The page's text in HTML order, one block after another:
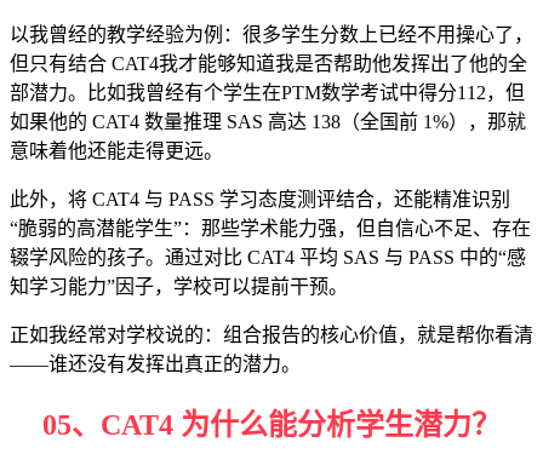
以我曾经的教学经验为例：很多学生分数上已经不用操心了，
但只有结合 CAT4我才能够知道我是否帮助他发挥出了他的全
部潜力。比如我曾经有个学生在PTM数学考试中得分112，但
如果他的 CAT4 数量推理 SAS 高达 138（全国前 1%），那就
意味着他还能走得更远。
此外，将 CAT4 与 PASS 学习态度测评结合，还能精准识别
“脆弱的高潜能学生”：那些学术能力强，但自信心不足、存在
辍学风险的孩子。通过对比 CAT4 平均 SAS 与 PASS 中的“感
知学习能力”因子，学校可以提前干预。
正如我经常对学校说的：组合报告的核心价值，就是帮你看清
——谁还没有发挥出真正的潜力。
05、 CAT4 为什么能分析学生潜力？